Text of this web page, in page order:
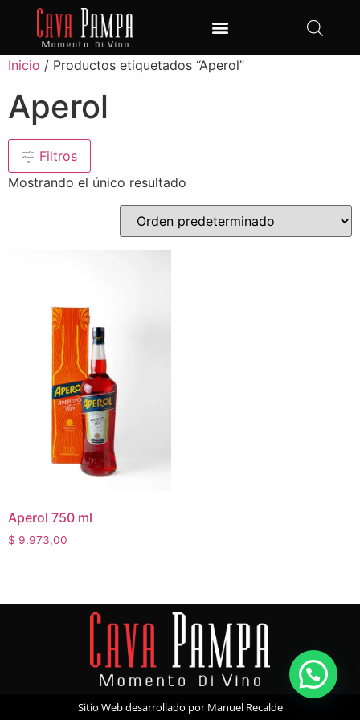
Inicio / Productos etiquetados “Aperol”
Aperol
Filtros
Mostrando el único resultado
Aperol 750 ml
$ 9.973,00
Sitio Web desarrollado por Manuel Recalde